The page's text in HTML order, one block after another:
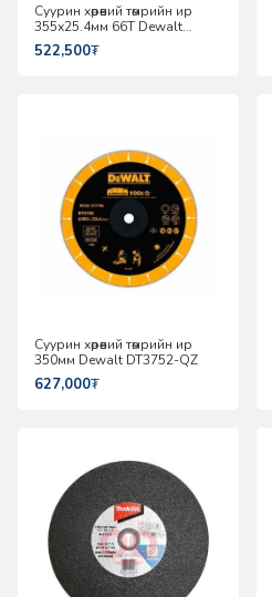
Суурин хөрөөний төмрийн ир
355х25.4мм 66Т Dewalt
DT1926-QZ
522,500₮
Суурин хөрөөний төмрийн ир
350мм Dewalt DT3752-QZ
627,000₮